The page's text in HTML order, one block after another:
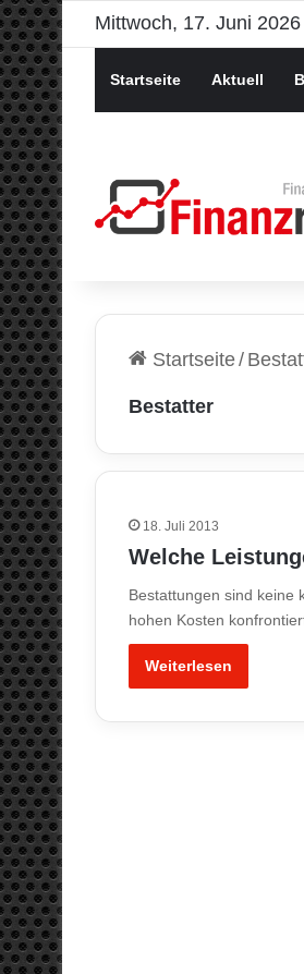
Mittwoch, 17. Juni 2026
Startseite Aktuell
Startseite/
Bestatter
18. Juli 2013
Welche
Bestattungen sind keine
hohen Kosten
Weiterlesen